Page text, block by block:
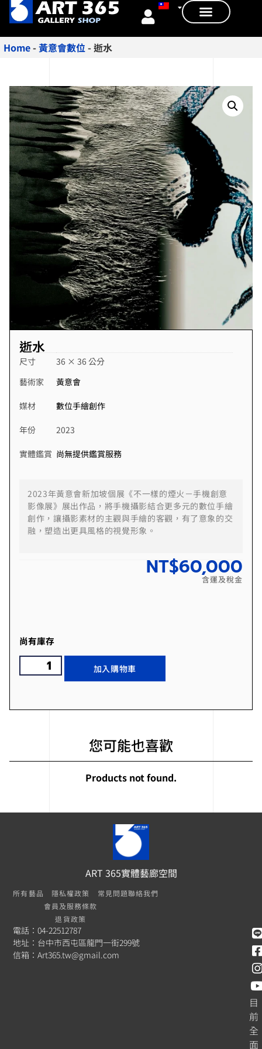
Home-黃意會數位 -逝水
逝水
尺寸
36 × 36 公分
藝術家
黃意會
媒材 數位手繪創作
年份 2023
實體鑑賞 尚無提供鑑賞服務
2023年黃意會新加坡個展《不一樣的煙火－手機創意
影像展》展出作品，將手機攝影結合更多元的數位手繪
創作，讓攝影素材的主觀與手繪的客觀，有了意象的交
融，塑造出更具風格的視覺形象。
NT$60,000
含運及稅金
尚有庫存
加入購物車
您可能也喜歡
Products not found.
ART 365實體藝廊空間
所有藝品
隱私權政策
會員及服務條款
退貨政策
常見問題聯絡我們
電話：04-22512787
地址：台中市西屯區龍門一街299號
信箱：Art365.tw@gmail.com
目
前
全
面